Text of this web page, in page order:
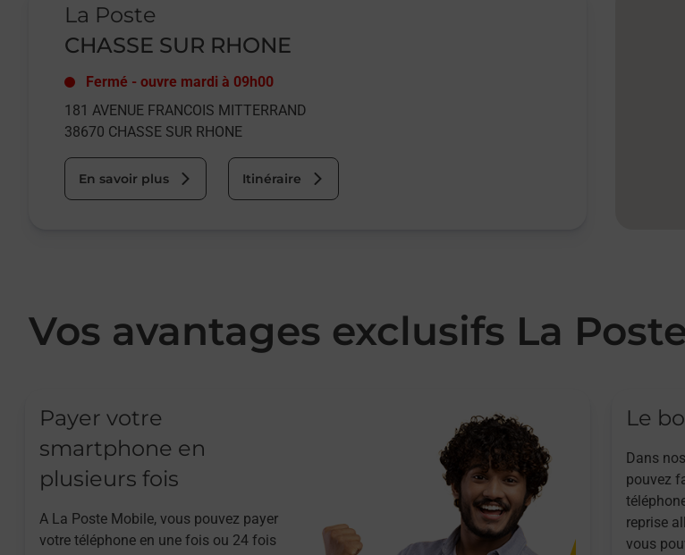
La Poste
CHASSE SUR RHONE
Fermé - ouvre mardi à 09h00
181 AVENUE FRANCOIS MITTERRAND
38670 CHASSE SUR RHONE
En savoir plus Itinéraire
Vos avantages exclusifs La
Payer votre
smartphone en
plusieurs fois
A La Poste Mobile, vous pouvez payer
votre téléphone en une fois ou 24 fois
Le
Dans
pouvez
reprise
vous